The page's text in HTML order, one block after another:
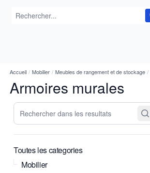
Accueil / Mobilier / Meubles de rangement et de stockage /
Armoires murales
Rechercher dans les resultats
Toutes les categories
Mobilier